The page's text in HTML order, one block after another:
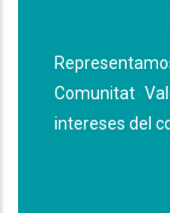
Comunitat
intereses del